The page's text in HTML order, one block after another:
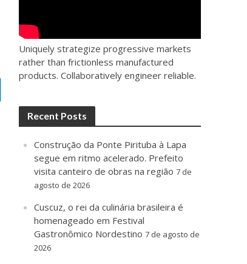
Uniquely strategize progressive markets
rather than frictionless manufactured
products. Collaboratively engineer reliable.
Recent Posts
Construção da Ponte Pirituba à Lapa
segue em ritmo acelerado. Prefeito
visita canteiro de obras na região 7 de
agosto de 2026
Cuscuz, o rei da culinária brasileira é
homenageado em Festival
Gastronômico Nordestino 7 de agosto de
2026